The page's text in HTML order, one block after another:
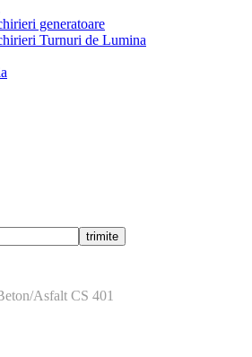
generatoare
Turnuri de Lumina
trimite
Asfalt CS 401